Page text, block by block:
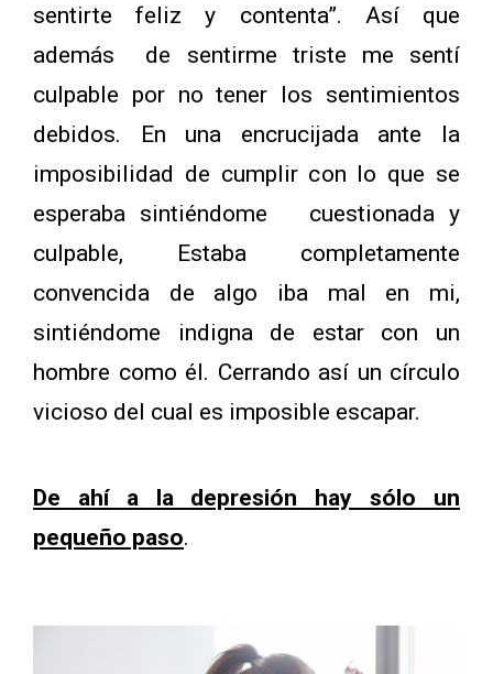
sentirte feliz y contenta”. Así que
además de sentirme triste me sentí
culpable por no tener los sentimientos
debidos. En una encrucijada ante la
imposibilidad de cumplir con lo que se
esperaba sintiéndome cuestionada y
culpable, Estaba completamente
convencida de algo iba mal en mi,
sintiéndome indigna de estar con un
hombre como él. Cerrando así un círculo
vicioso del cual es imposible escapar.
De ahí a la depresión hay sólo un
pequeño paso.